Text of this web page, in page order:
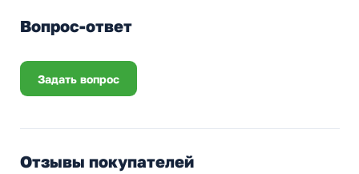
Вопрос-ответ
Задать вопрос
Отзывы покупателей